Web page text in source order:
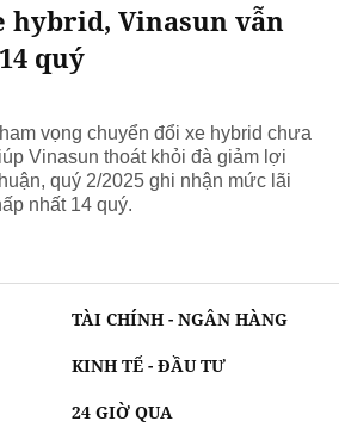
hybrid, Vinasun vẫn
quý
vọng chuyển đổi xe hybrid chưa
Vinasun thoát khỏi đà giảm lợi
quý 2/2025 ghi nhận mức lãi
nhất 14 quý.
TÀI CHÍNH - NGÂN HÀNG
KINH TẾ - ĐẦU TƯ
24 GIỜ QUA